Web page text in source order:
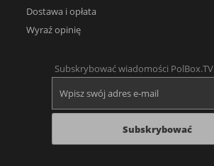
Dostawa i opłata
Wyraź opinię
Subskrybować wiadomości PolBox.TV
Subskrybować